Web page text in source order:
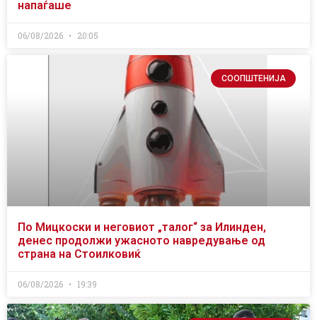
напаѓаше
06/08/2026 20:05
СООПШТЕНИЈА
По Мицкоски и неговиот „талог“ за Илинден,
денес продолжи ужасното навредување од
страна на Стоилковиќ
06/08/2026 19:39